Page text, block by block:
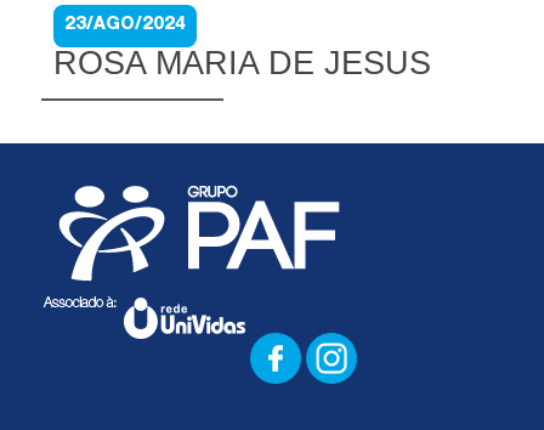
23/AGO/2024
ROSA MARIA DE JESUS